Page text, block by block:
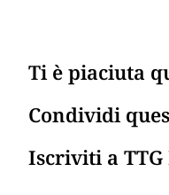
Ti è piaciuta
Condividi
Iscriviti a